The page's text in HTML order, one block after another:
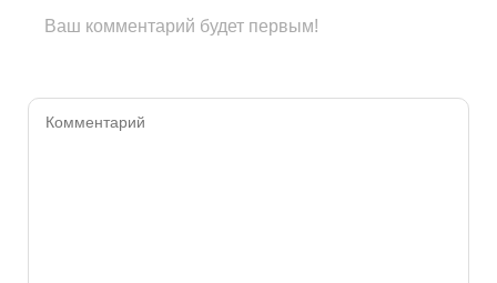
Ваш комментарий будет первым!